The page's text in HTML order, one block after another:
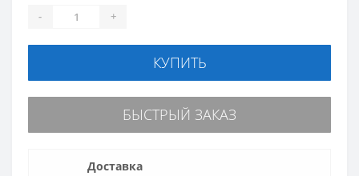
- +
КУПИТЬ
БЫСТРЫЙ ЗАКАЗ
Доставка